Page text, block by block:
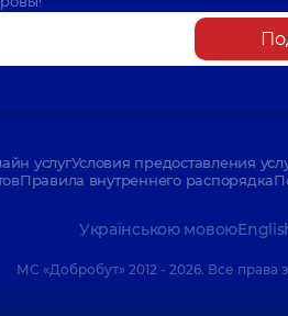
услугУсловия предоставления
Правила внутреннего распорядка
Українською мовою
МС «Добробут» 2012 - 2026. Все